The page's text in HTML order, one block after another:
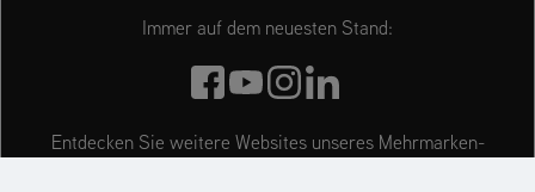
Immer auf dem neuesten Stand:
Entdecken Sie weitere Websites unseres Mehrmarken-